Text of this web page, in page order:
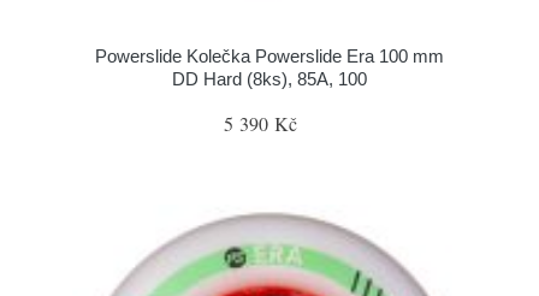
Powerslide Kolečka Powerslide Era 100 mm
DD Hard (8ks), 85A, 100
5 390 Kč